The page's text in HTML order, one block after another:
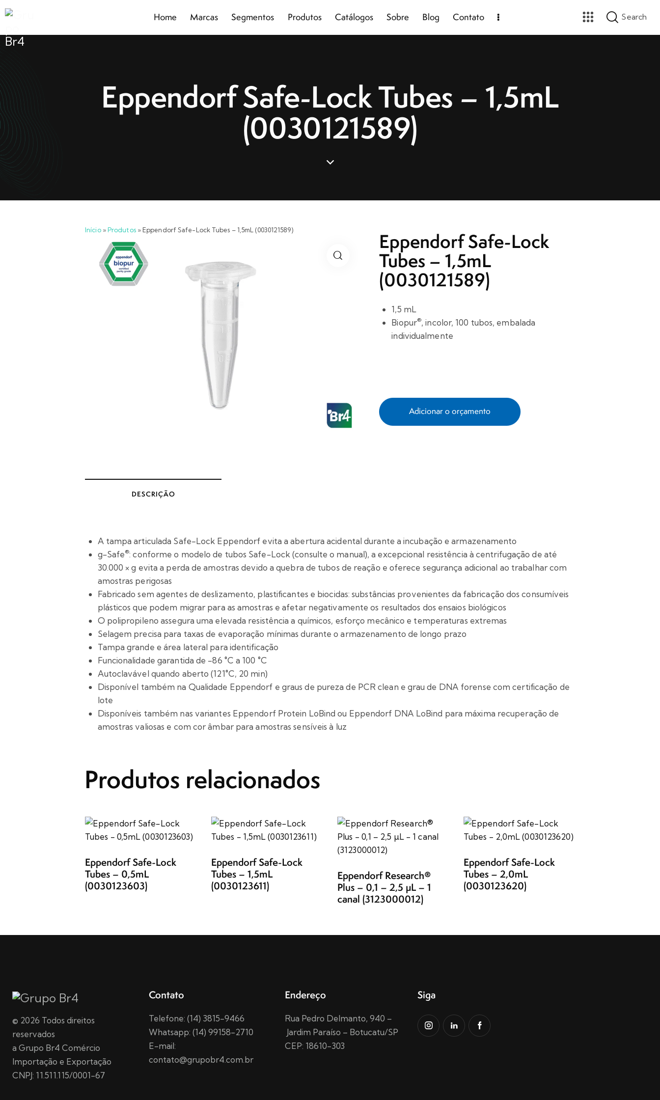
Home Marcas Segmentos Produtos Catálogos Sobre Blog Contato
Eppendorf Safe-Lock Tubes – 1,5mL
(0030121589)
Marcas
Início»Produtos» Eppendorf Safe-Lock Tubes – 1,5mL (0030121589) Eppendorf Safe-Lock
Tubes – 1,5mL
(0030121589)
1,5 mL
Biopur®, incolor, 100 tubos, embalada
individualmente
Adicionar o orçamento
DESCRIÇÃO
A tampa articulada Safe-Lock Eppendorf evita a abertura acidental durante a incubação e armazenamento
g-Safe®: conforme o modelo de tubos Safe-Lock (consulte o manual), a excepcional resistência à centrifugação de até
30.000 × g evita a perda de amostras devido a quebra de tubos de reação e oferece segurança adicional ao trabalhar com
amostras perigosas
Fabricado sem agentes de deslizamento, plastificantes e biocidas: substâncias provenientes da fabricação dos consumíveis
plásticos que podem migrar para as amostras e afetar negativamente os resultados dos ensaios biológicos
O polipropileno assegura uma elevada resistência a químicos, esforço mecânico e temperaturas extremas
Selagem precisa para taxas de evaporação mínimas durante o armazenamento de longo prazo
Tampa grande e área lateral para identificação
Funcionalidade garantida de -86 °C a 100 °C
Autoclavável quando aberto (121°C, 20 min)
Disponível também na Qualidade Eppendorf e graus de pureza de PCR clean e grau de DNA forense com certificação de
lote
Disponíveis também nas variantes Eppendorf Protein LoBind ou Eppendorf DNA LoBind para máxima recuperação de
amostras valiosas e com cor âmbar para amostras sensíveis à luz
Produtos relacionados
Eppendorf Safe-Lock
Tubes – 0,5mL
(0030123603)
Eppendorf Safe-Lock
Tubes – 1,5mL
(0030123611)
Eppendorf Research®
Plus – 0,1 – 2,5 µL – 1
canal (3123000012)
Eppendorf Safe-Lock
Tubes – 2,0mL
(0030123620)
© 2026 Todos direitos
reservados
a Grupo Br4 Comércio
Importação e Exportação
CNPJ: 11.511.115/0001-67
Contato
Telefone: (14) 3815-9466
Whatsapp: (14) 99158-2710
E-mail:
contato@grupobr4.com.br
Endereço
Rua Pedro Delmanto, 940 –
Jardim Paraíso – Botucatu/SP
CEP: 18610-303
Siga